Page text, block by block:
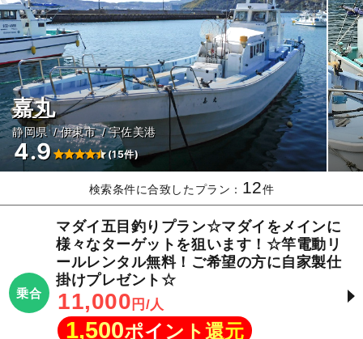
嘉丸
静岡県 伊東市 宇佐美港
4.9 (15件)
検索条件に合致したプラン： 12件
乗合
マダイ五目釣りプラン☆マダイをメインに
様々なターゲットを狙います！☆竿電動リ
ールレンタル無料！ご希望の方に自家製仕
掛けプレゼント☆
11,000 円/人
1,500ポイント還元